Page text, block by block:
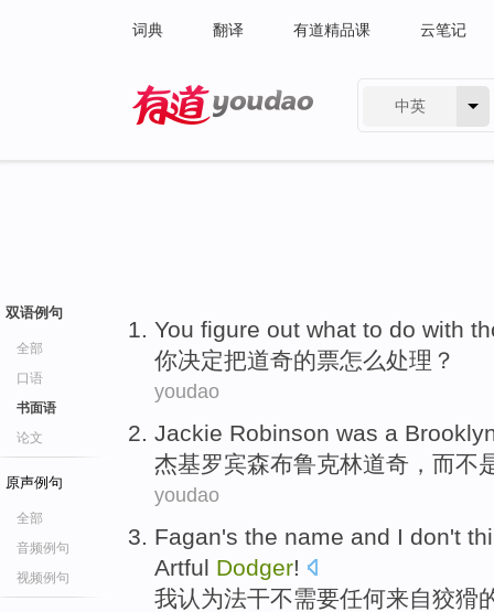
词典 翻译 有道精品课 云笔记
中英
双语例句
全部
口语
书面语
论文
原声例句
全部
音频例句
视频例句
You figure out what to do with
你决定把道奇的票怎么处理？
youdao
Jackie Robinson was a
杰基罗宾森布鲁克林道奇 ， 而不
youdao
Fagan's the name and I don't
Artful Dodger!
我认为法干不需要任何来自狡猾